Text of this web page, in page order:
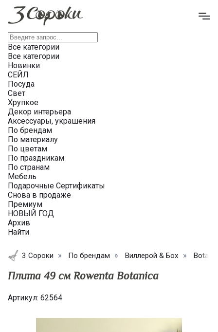
Все категории
Все категории
Новинки
СЕЙЛ
Посуда
Свет
Хрупкое
Декор интерьера
Аксессуары, украшения
По брендам
По материалу
По цветам
По праздникам
По странам
Мебель
Подарочные Сертификаты
Снова в продаже
Премиум
НОВЫЙ ГОД
Архив
Найти
3 Сороки По брендам Виллерой & Бох
Плита 49 см Rowenta Botanica
Артикул: 62564